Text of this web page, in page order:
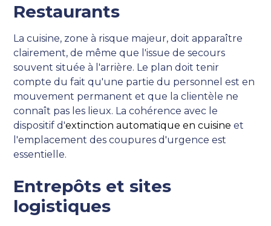
Restaurants
La cuisine, zone à risque majeur, doit apparaître
clairement, de même que l'issue de secours
souvent située à l'arrière. Le plan doit tenir
compte du fait qu'une partie du personnel est en
mouvement permanent et que la clientèle ne
connaît pas les lieux. La cohérence avec le
dispositif d'extinction automatique en cuisine et
l'emplacement des coupures d'urgence est
essentielle.
Entrepôts et sites
logistiques